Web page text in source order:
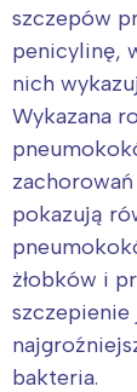
szczepów
penicylinę,
nich
Wykazana
pokazują
żłobków i
bakteria.